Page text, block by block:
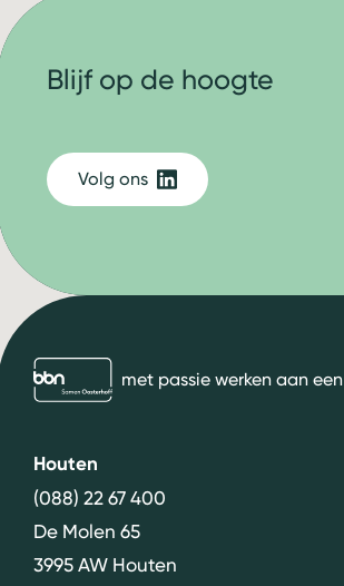
bbn adviseursmet passie werken aan een
Houten
(088) 22 67 400
De Molen 65
3995 AW Houten
Blijf op de hoogte
Volg ons